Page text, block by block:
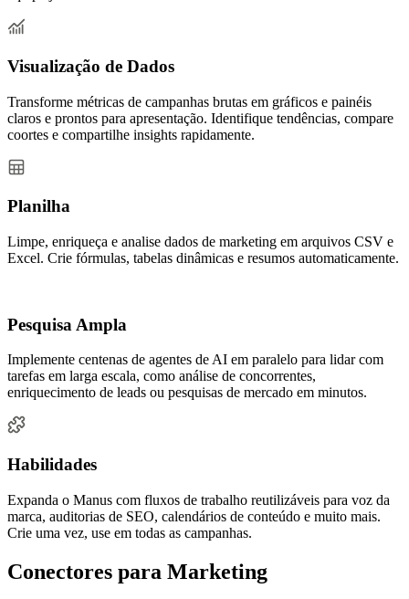
Visualização de Dados
Transforme métricas de campanhas brutas em gráficos e painéis
claros e prontos para apresentação. Identifique tendências, compare
coortes e compartilhe insights rapidamente.
Planilha
Limpe, enriqueça e analise dados de marketing em arquivos CSV e
Excel. Crie fórmulas, tabelas dinâmicas e resumos automaticamente.
Pesquisa Ampla
Implemente centenas de agentes de AI em paralelo para lidar com
tarefas em larga escala, como análise de concorrentes,
enriquecimento de leads ou pesquisas de mercado em minutos.
Habilidades
Expanda o Manus com fluxos de trabalho reutilizáveis para voz da
marca, auditorias de SEO, calendários de conteúdo e muito mais.
Crie uma vez, use em todas as campanhas.
Conectores para Marketing